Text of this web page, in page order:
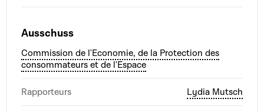
Ausschuss
Commission de l'Economie, de la Protection des
consommateurs et de l'Espace
Rapporteurs Lydia Mutsch